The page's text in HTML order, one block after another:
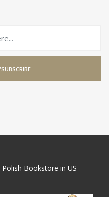
SUBSCRIBE
Polish Bookstore in US